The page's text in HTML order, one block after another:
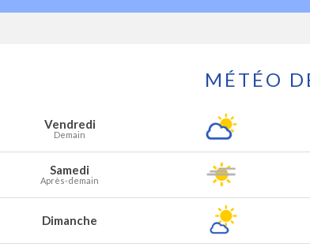
MÉTÉO
Prévisions météo à Roubaix pour les 7 prochains jours
Météo Températures Précipitations
Vendredi
Demain
Samedi
Après-demain
Dimanche